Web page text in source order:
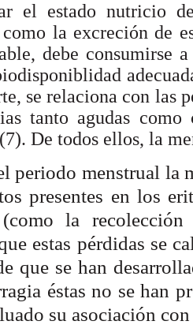
el estado nutricio
la excreción de
debe consumirse
se relaciona con las
tanto agudas
De todos ellos, la
periodo menstrual la
presentes en los
la
estas pérdidas se
que se han
éstas no se han
su asociación